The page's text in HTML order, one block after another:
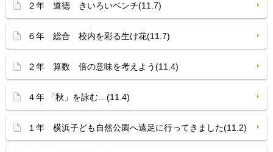
２年 道徳 きいろいベンチ(11.7)
６年 総合 校内を彩る生け花(11.7)
２年 算数 倍の意味を考えよう(11.4)
４年 「秋」を詠む…(11.4)
１年 横浜子ども自然公園へ遠足に行ってきました(11.2)